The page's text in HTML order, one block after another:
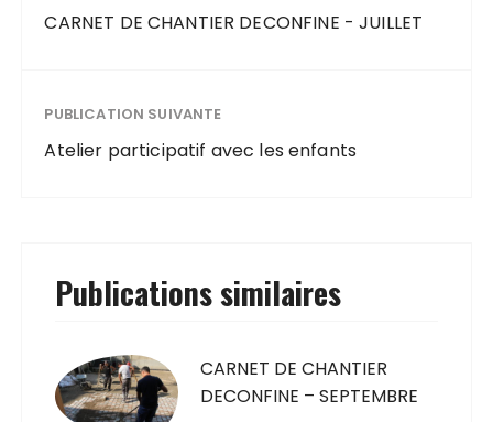
CARNET DE CHANTIER DECONFINE - JUILLET
PUBLICATION SUIVANTE
Atelier participatif avec les enfants
Publications similaires
CARNET DE CHANTIER
DECONFINE – SEPTEMBRE